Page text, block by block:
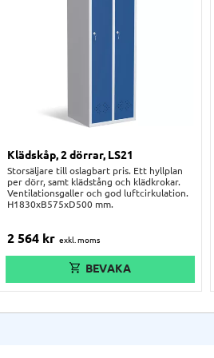
Klädskåp, 2 dörrar, LS21
Storsäljare till oslagbart pris. Ett hyllplan
per dörr, samt klädstång och klädkrokar.
Ventilationsgaller och god luftcirkulation.
H1830xB575xD500 mm.
2 564 kr